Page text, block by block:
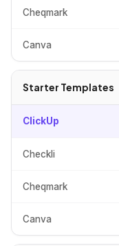
Cheqmark
Canva
Starter Templates
ClickUp
Checkli
Cheqmark
Canva